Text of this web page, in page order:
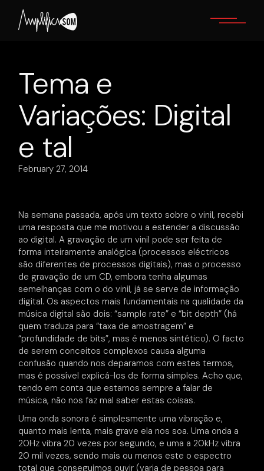
content
Tema e
Variações: Digital
e tal
February 27, 2014
Na semana passada, após um texto sobre o vinil, recebi
uma resposta que me motivou a estender a discussão
ao digital. A gravação de um vinil pode ser feita de
forma inteiramente analógica (processos eléctricos
são diferentes de processos digitais), mas o processo
de gravação de um CD, embora tenha algumas
semelhanças com o do vinil, já se serve de informação
digital. Os aspectos mais fundamentais na qualidade da
música digital são dois: “sample rate” e “bit depth” (há
quem traduza para “taxa de amostragem” e
“profundidade de bits”, mas é menos sintético). O facto
de serem conceitos complexos causa alguma
confusão quando nos deparamos com estes termos,
mas é possível explicá-los de forma simples. Acho que,
tendo em conta que estamos sempre a falar de
música, não nos faz mal saber estas coisas.
Uma onda sonora é simplesmente uma vibração e,
quanto mais lenta, mais grave ela nos soa. Uma onda a
20Hz vibra 20 vezes por segundo, e uma a 20kHz vibra
20 mil vezes, sendo mais ou menos este o espectro
total que conseguimos ouvir (varia de pessoa para